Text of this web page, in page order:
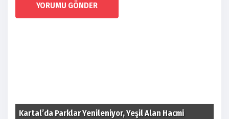
YORUMU GÖNDER
Kartal’da Parklar Yenileniyor, Yeşil Alan Hacmi